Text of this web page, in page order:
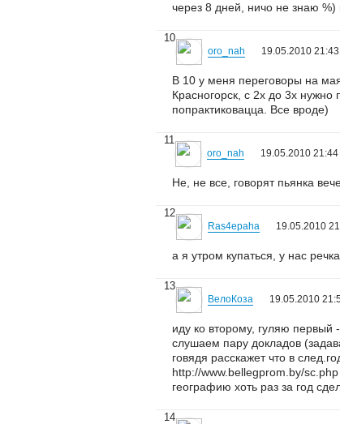
через 8 дней, ничо не знаю %)
10
oro_nah 19.05.2010 21:43
В 10 у меня переговоры на
Красногорск, с 2х до 3х
попрактиковацца. Все вроде)
11
oro_nah 19.05.2010 21:44
Не, не все, говорят пьянка
12
Ras4epaha 19.05.2010
а я утром купаться, у нас
13
ВелоКоза 19.05.2010
иду ко второму, гуляю
слушаем пару докладов
говядя расскажет что в
http://www.bellegprom.by/
географию хоть раз за год
14